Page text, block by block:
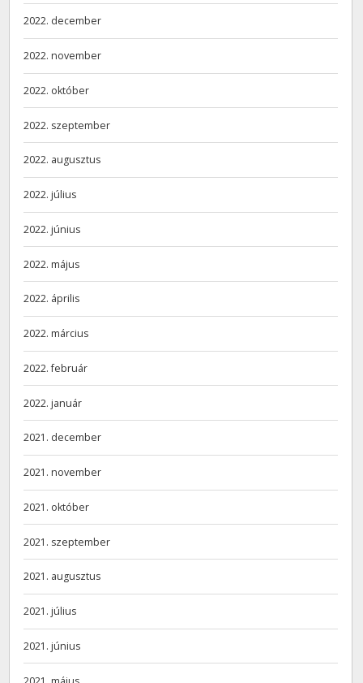
2022. december
2022. november
2022. október
2022. szeptember
2022. augusztus
2022. július
2022. június
2022. május
2022. április
2022. március
2022. február
2022. január
2021. december
2021. november
2021. október
2021. szeptember
2021. augusztus
2021. július
2021. június